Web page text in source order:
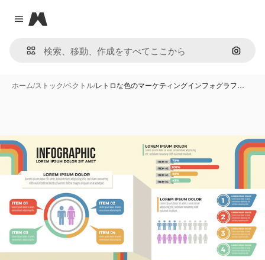
Close menu
Magnific
画像で
ホーム/ストック/ベクトル/レトロな色のマーケティングインフォグラフ…